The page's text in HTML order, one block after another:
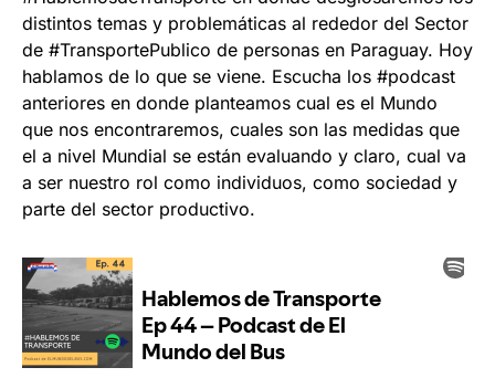
distintos temas y problemáticas al rededor del Sector
de #TransportePublico de personas en Paraguay. Hoy
hablamos de lo que se viene. Escucha los #podcast
anteriores en donde planteamos cual es el Mundo
que nos encontraremos, cuales son las medidas que
el a nivel Mundial se están evaluando y claro, cual va
a ser nuestro rol como individuos, como sociedad y
parte del sector productivo.